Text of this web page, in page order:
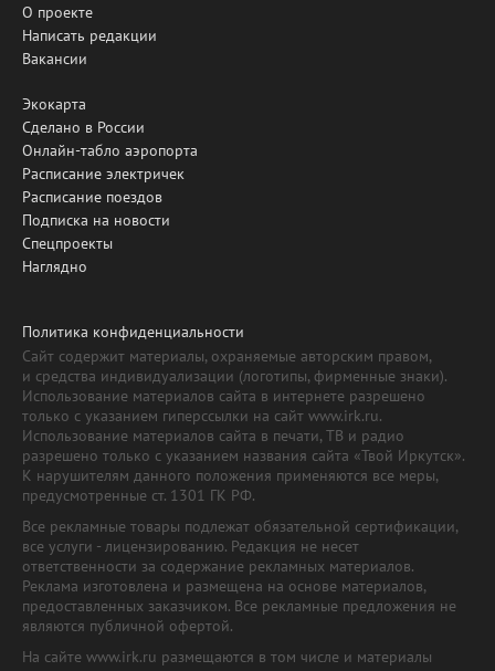
О проекте
Написать редакции
Вакансии
Экокарта
Сделано в России
Онлайн-табло аэропорта
Расписание электричек
Расписание поездов
Подписка на новости
Спецпроекты
Наглядно
Политика конфиденциальности
Сайт содержит материалы, охраняемые авторским правом,
и средства индивидуализации (логотипы, фирменные знаки).
Использование материалов сайта в интернете разрешено
только с указанием гиперссылки на сайт www.irk.ru.
Использование материалов сайта в печати, ТВ и радио
разрешено только с указанием названия сайта «Твой Иркутск».
К нарушителям данного положения применяются все меры,
предусмотренные ст. 1301 ГК РФ.
Все рекламные товары подлежат обязательной сертификации,
все услуги - лицензированию. Редакция не несет
ответственности за содержание рекламных материалов.
Реклама изготовлена и размещена на основе материалов,
предоставленных заказчиком. Все рекламные предложения не
являются публичной офертой.
На сайте www.irk.ru размещаются в том числе и материалы